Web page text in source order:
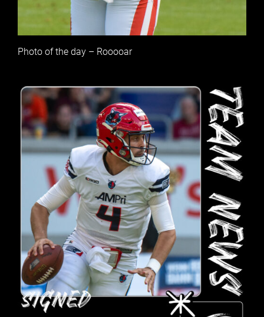
Photo of the day – Rooooar